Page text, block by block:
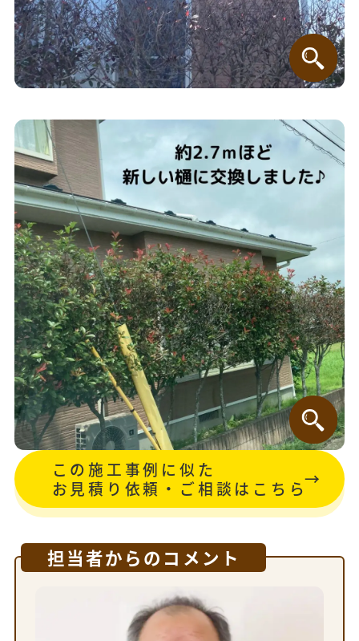
この施工事例に似た
お見積り依頼・ご相談はこちら
担当者からのコメント